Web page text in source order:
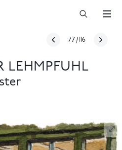
77 / 116
LEHMPFUHL